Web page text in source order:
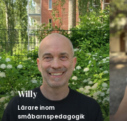
Willy
Lärare inom
småbarnspedagogik